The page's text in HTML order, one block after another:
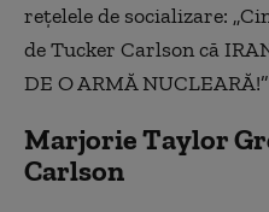
reţelele de socializare:
de Tucker Carlson că
DE O ARMĂ NUCLEARĂ!”
Marjorie Taylor
Carlson